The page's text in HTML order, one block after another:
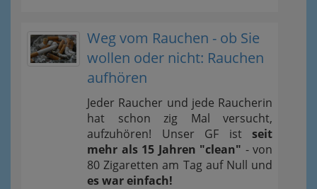
Weg vom Rauchen - ob Sie
wollen oder nicht: Rauchen
aufhören
Jeder Raucher und jede Raucherin
hat schon zig Mal versucht,
aufzuhören! Unser GF ist seit
mehr als 15 Jahren "clean" - von
80 Zigaretten am Tag auf Null und
es war einfach!